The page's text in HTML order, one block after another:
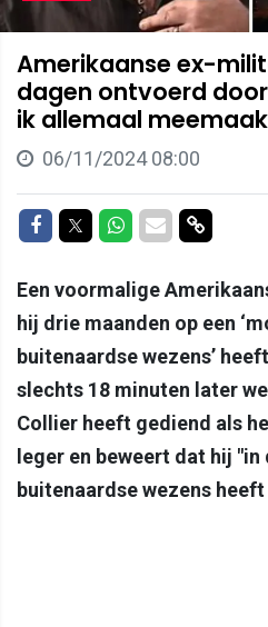
Amerikaanse ex-
dagen ontvoerd
ik allemaal
06/11/2024 08:00
Delen op Facebook
Delen op Twitter
Delen opDelen via
Delen
Een voormalige
hij drie maanden op een
buitenaardse wezens’
slechts 18 minuten later
Collier heeft gediend als
leger en beweert dat hij
buitenaardse wezens